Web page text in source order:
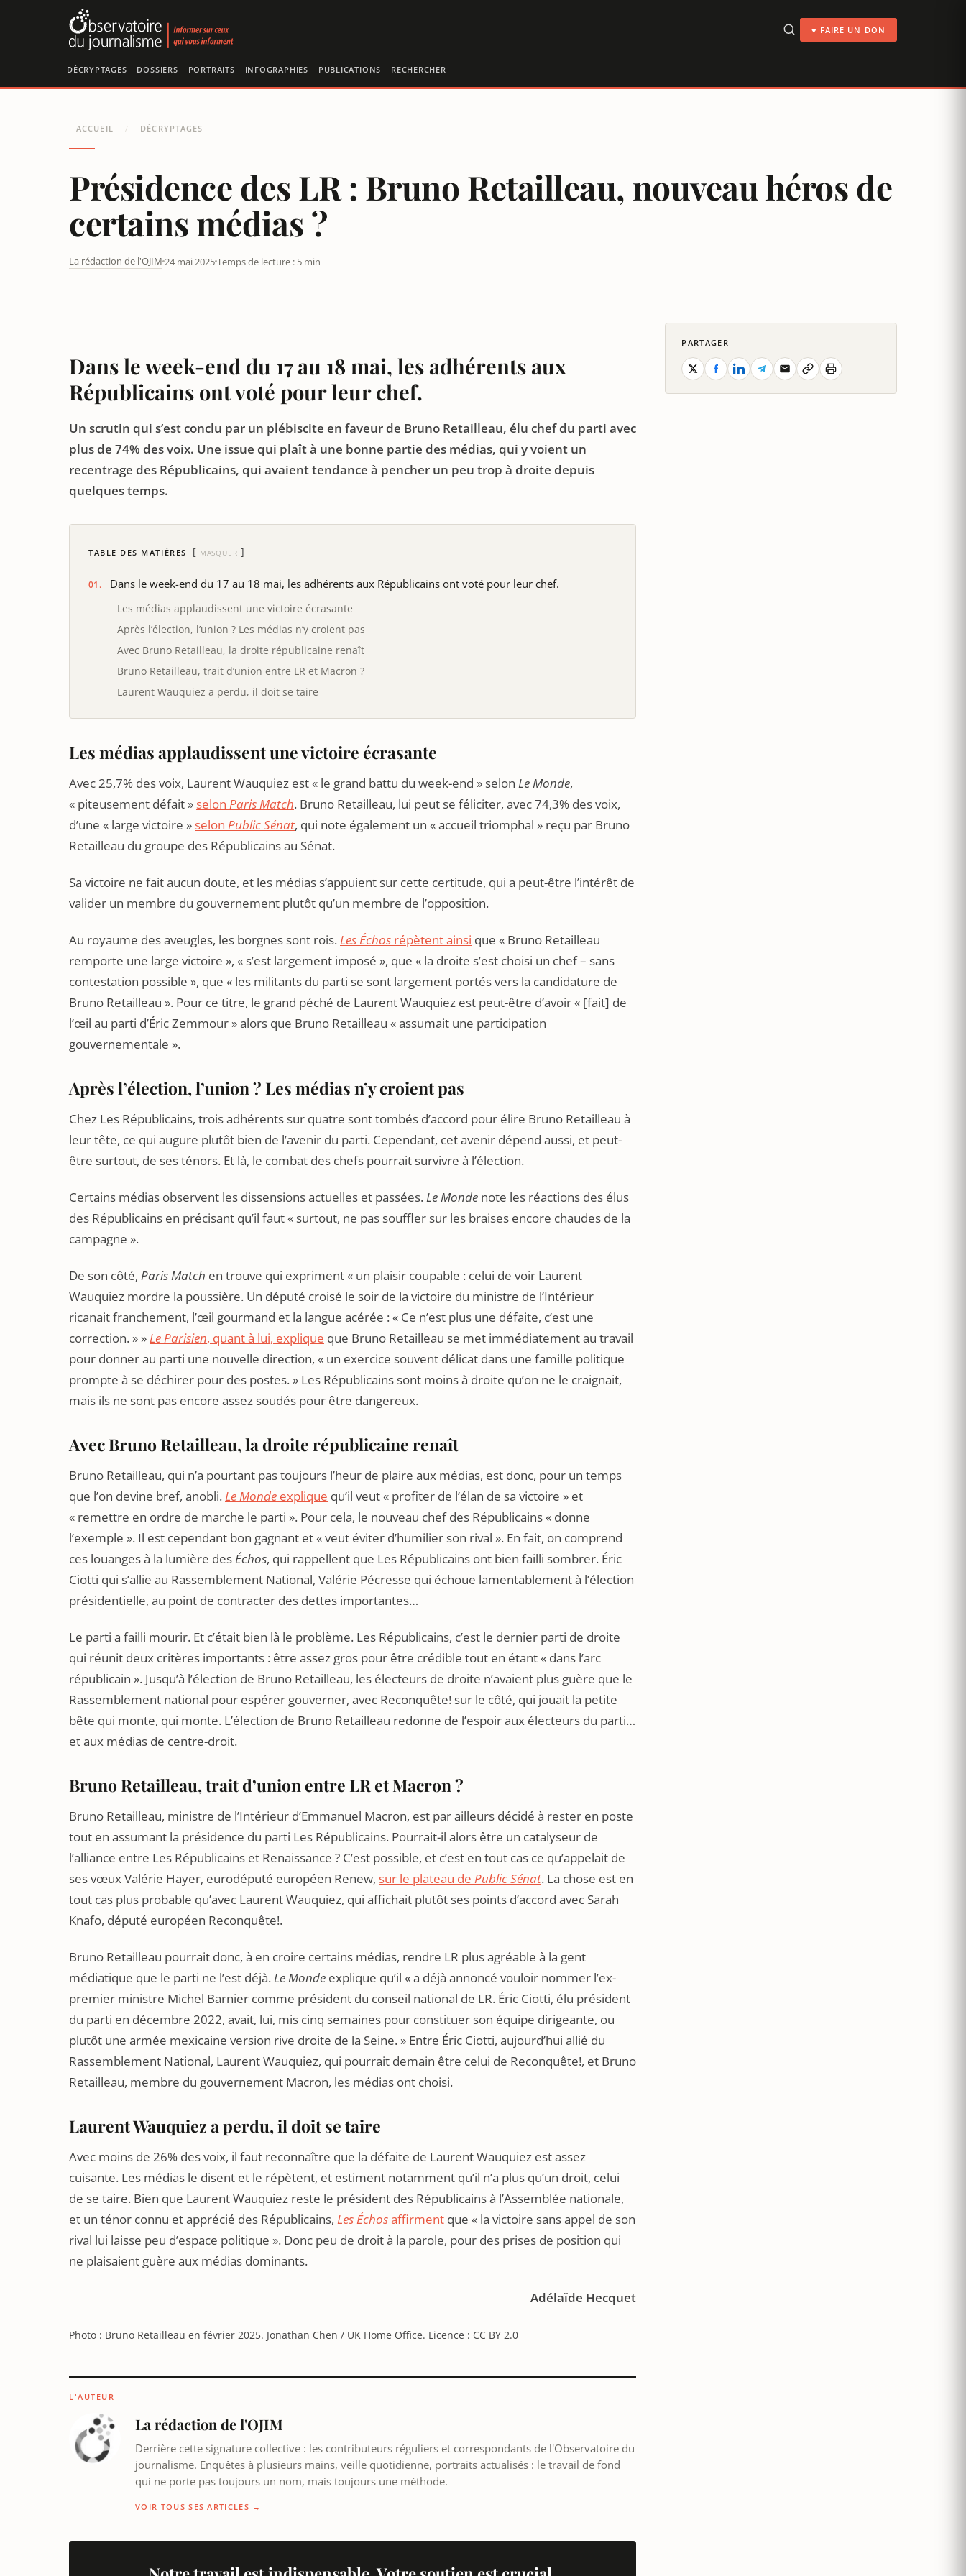
♥ FAIRE UN DON
DÉCRYPTAGES DOSSIERS PORTRAITS INFOGRAPHIES PUBLICATIONS RECHERCHER
ACCUEIL / DÉCRYPTAGES
Présidence des LR : Bruno Retailleau, nouveau héros de
certains médias ?
La rédaction de l'OJIM 24 mai 2025Temps de lecture : 5 min
PRÉSIDENCE DES LR : BRUNO RETAILLEAU, NOUVEAU HÉROS DE CERTAINS MÉDIAS ?
Dans le week-end du 17 au 18 mai, les adhérents aux
Républicains ont voté pour leur chef.
Un scrutin qui s’est conclu par un plébiscite en faveur de Bruno Retailleau, élu chef du parti avec
plus de 74% des voix. Une issue qui plaît à une bonne partie des médias, qui y voient un
recentrage des Républicains, qui avaient tendance à pencher un peu trop à droite depuis
quelques temps.
TABLE DES MATIÈRES MASQUER
Dans le week-end du 17 au 18 mai, les adhérents aux Républicains ont voté pour leur chef.
Les médias applaudissent une victoire écrasante
Après l’élection, l’union ? Les médias n’y croient pas
Avec Bruno Retailleau, la droite républicaine renaît
Bruno Retailleau, trait d’union entre LR et Macron ?
Laurent Wauquiez a perdu, il doit se taire
Les médias applaudissent une victoire écrasante
Avec 25,7% des voix, Laurent Wauquiez est « le grand battu du week-end » selon Le Monde,
« piteusement défait » selon Paris Match. Bruno Retailleau, lui peut se féliciter, avec 74,3% des voix,
d’une « large victoire » selon Public Sénat, qui note également un « accueil triomphal » reçu par Bruno
Retailleau du groupe des Républicains au Sénat.
Sa victoire ne fait aucun doute, et les médias s’appuient sur cette certitude, qui a peut-être l’intérêt de
valider un membre du gouvernement plutôt qu’un membre de l’opposition.
Au royaume des aveugles, les borgnes sont rois.Les Échos répètent ainsi que « Bruno Retailleau
remporte une large victoire », « s’est largement imposé », que « la droite s’est choisi un chef – sans
contestation possible », que « les militants du parti se sont largement portés vers la candidature de
Bruno Retailleau ». Pour ce titre, le grand péché de Laurent Wauquiez est peut-être d’avoir « [fait] de
l’œil au parti d’Éric Zemmour » alors que Bruno Retailleau « assumait une participation
gouvernementale ».
Après l’élection, l’union ? Les médias n’y croient pas
Chez Les Républicains, trois adhérents sur quatre sont tombés d’accord pour élire Bruno Retailleau à
leur tête, ce qui augure plutôt bien de l’avenir du parti. Cependant, cet avenir dépend aussi, et peut-
être surtout, de ses ténors. Et là, le combat des chefs pourrait survivre à l’élection.
Certains médias observent les dissensions actuelles et passées.Le Monde note les réactions des élus
des Républicains en précisant qu’il faut « surtout, ne pas souffler sur les braises encore chaudes de la
campagne ».
De son côté, Paris Match en trouve qui expriment « un plaisir coupable : celui de voir Laurent
Wauquiez mordre la poussière. Un député croisé le soir de la victoire du ministre de l’Intérieur
ricanait franchement, l’œil gourmand et la langue acérée : « Ce n’est plus une défaite, c’est une
correction. » »Le Parisien, quant à lui, explique que Bruno Retailleau se met immédiatement au travail
pour donner au parti une nouvelle direction, « un exercice souvent délicat dans une famille politique
prompte à se déchirer pour des postes. » Les Républicains sont moins à droite qu’on ne le craignait,
mais ils ne sont pas encore assez soudés pour être dangereux.
Avec Bruno Retailleau, la droite républicaine renaît
Bruno Retailleau, qui n’a pourtant pas toujours l’heur de plaire aux médias, est donc, pour un temps
que l’on devine bref, anobli.Le Monde explique qu’il veut « profiter de l’élan de sa victoire » et
« remettre en ordre de marche le parti ». Pour cela, le nouveau chef des Républicains « donne
l’exemple ». Il est cependant bon gagnant et « veut éviter d’humilier son rival ». En fait, on comprend
ces louanges à la lumière desÉchos, qui rappellent que Les Républicains ont bien failli sombrer. Éric
Ciotti qui s’allie au Rassemblement National, Valérie Pécresse qui échoue lamentablement à l’élection
présidentielle, au point de contracter des dettes importantes…
Le parti a failli mourir. Et c’était bien là le problème. Les Républicains, c’est le dernier parti de droite
qui réunit deux critères importants : être assez gros pour être crédible tout en étant « dans l’arc
républicain ». Jusqu’à l’élection de Bruno Retailleau, les électeurs de droite n’avaient plus guère que le
Rassemblement national pour espérer gouverner, avec Reconquête! sur le côté, qui jouait la petite
bête qui monte, qui monte. L’élection de Bruno Retailleau redonne de l’espoir aux électeurs du parti…
et aux médias de centre-droit.
Bruno Retailleau, trait d’union entre LR et Macron ?
Bruno Retailleau, ministre de l’Intérieur d’Emmanuel Macron, est par ailleurs décidé à rester en poste
tout en assumant la présidence du parti Les Républicains. Pourrait-il alors être un catalyseur de
l’alliance entre Les Républicains et Renaissance ? C’est possible, et c’est en tout cas ce qu’appelait de
ses vœux Valérie Hayer, eurodéputé européen Renew, sur le plateau de Public Sénat. La chose est en
tout cas plus probable qu’avec Laurent Wauquiez, qui affichait plutôt ses points d’accord avec Sarah
Knafo, député européen Reconquête!.
Bruno Retailleau pourrait donc, à en croire certains médias, rendre LR plus agréable à la gent
médiatique que le parti ne l’est déjà.Le Monde explique qu’il « a déjà annoncé vouloir nommer l’ex-
premier ministre Michel Barnier comme président du conseil national de LR. Éric Ciotti, élu président
du parti en décembre 2022, avait, lui, mis cinq semaines pour constituer son équipe dirigeante, ou
plutôt une armée mexicaine version rive droite de la Seine. » Entre Éric Ciotti, aujourd’hui allié du
Rassemblement National, Laurent Wauquiez, qui pourrait demain être celui de Reconquête!, et Bruno
Retailleau, membre du gouvernement Macron, les médias ont choisi.
Laurent Wauquiez a perdu, il doit se taire
Avec moins de 26% des voix, il faut reconnaître que la défaite de Laurent Wauquiez est assez
cuisante. Les médias le disent et le répètent, et estiment notamment qu’il n’a plus qu’un droit, celui
de se taire. Bien que Laurent Wauquiez reste le président des Républicains à l’Assemblée nationale,
et un ténor connu et apprécié des Républicains, Les Échosaffirment que « la victoire sans appel de son
rival lui laisse peu d’espace politique ». Donc peu de droit à la parole, pour des prises de position qui
ne plaisaient guère aux médias dominants.
Adélaïde Hecquet
Photo : Bruno Retailleau en février 2025. Jonathan Chen / UK Home Office. Licence : CC BY 2.0
L'AUTEUR
La rédaction de l'OJIM
Derrière cette signature collective : les contributeurs réguliers et correspondants de l'Observatoire du
journalisme. Enquêtes à plusieurs mains, veille quotidienne, portraits actualisés : le travail de fond
qui ne porte pas toujours un nom, mais toujours une méthode.
VOIR TOUS SES ARTICLES →
PARTAGER
Panneau de gestion des cookies